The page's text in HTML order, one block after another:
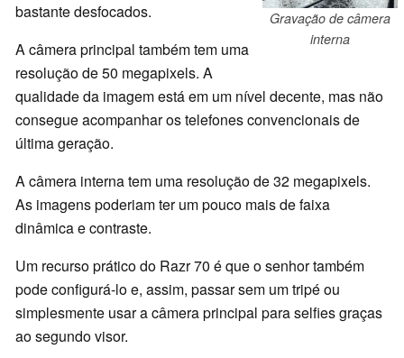
Gravação de câmera
interna
bastante desfocados.
A câmera principal também tem uma
resolução de 50 megapixels. A
qualidade da imagem está em um nível decente, mas não
consegue acompanhar os telefones convencionais de
última geração.
A câmera interna tem uma resolução de 32 megapixels.
As imagens poderiam ter um pouco mais de faixa
dinâmica e contraste.
Um recurso prático do Razr 70 é que o senhor também
pode configurá-lo e, assim, passar sem um tripé ou
simplesmente usar a câmera principal para selfies graças
ao segundo visor.